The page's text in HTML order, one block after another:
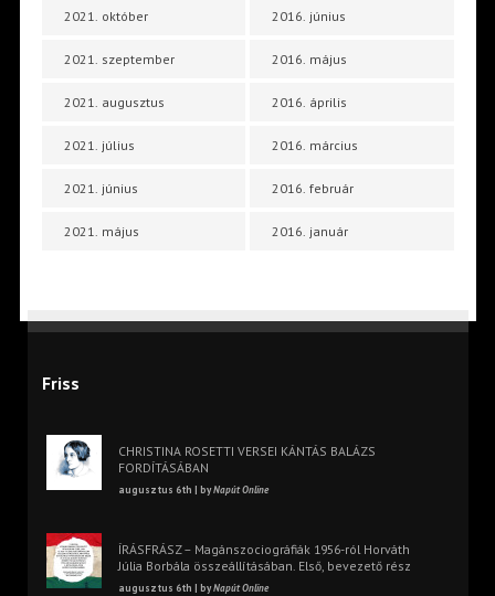
2021. október
2021. szeptember
2021. augusztus
2021. július
2021. június
2021. május
2016. június
2016. május
2016. április
2016. március
2016. február
2016. január
Friss
CHRISTINA ROSETTI VERSEI KÁNTÁS BALÁZS
FORDÍTÁSÁBAN
augusztus 6th | byNapút Online
ÍRÁSFRÁSZ – Magánszociográfiák 1956-ról Horváth
Júlia Borbála összeállításában. Első, bevezető rész
augusztus 6th | byNapút Online